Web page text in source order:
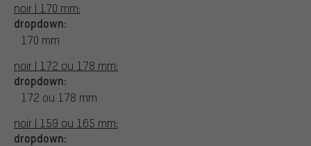
noir | 170 mm:
dropdown:
170 mm
noir | 172 ou 178 mm:
dropdown:
172 ou 178 mm
noir | 159 ou 165 mm:
dropdown: